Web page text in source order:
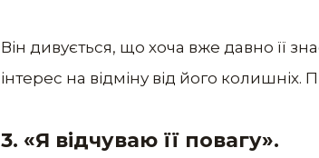
Він дивується, що хоча вже давно її
інтерес на відміну від його
3. «Я відчуваю її повагу».